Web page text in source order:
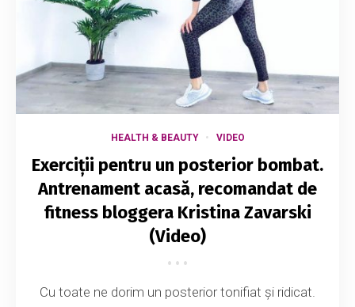
HEALTH & BEAUTY VIDEO
Exerciții pentru un posterior bombat.
Antrenament acasă, recomandat de
fitness bloggera Kristina Zavarski
(Video)
Cu toate ne dorim un posterior tonifiat și ridicat.